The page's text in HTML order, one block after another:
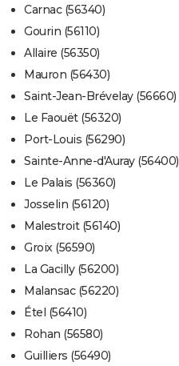
Carnac (56340)
Gourin (56110)
Allaire (56350)
Mauron (56430)
Saint-Jean-Brévelay (56660)
Le Faouët (56320)
Port-Louis (56290)
Sainte-Anne-d'Auray (56400)
Le Palais (56360)
Josselin (56120)
Malestroit (56140)
Groix (56590)
La Gacilly (56200)
Malansac (56220)
Étel (56410)
Rohan (56580)
Guilliers (56490)